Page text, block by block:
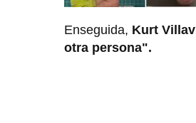
Enseguida, Kurt
otra persona".